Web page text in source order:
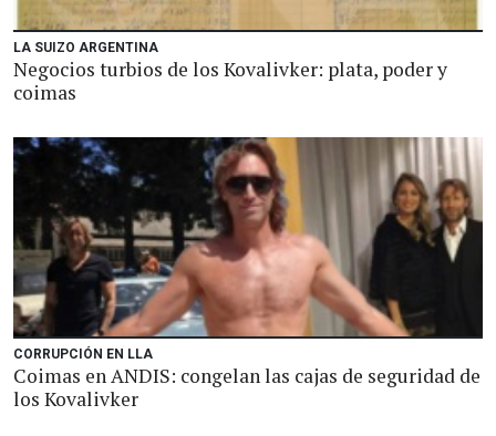
LA SUIZO ARGENTINA
Negocios turbios de los Kovalivker: plata, poder y
coimas
CORRUPCIÓN EN LLA
Coimas en ANDIS: congelan las cajas de seguridad de
los Kovalivker